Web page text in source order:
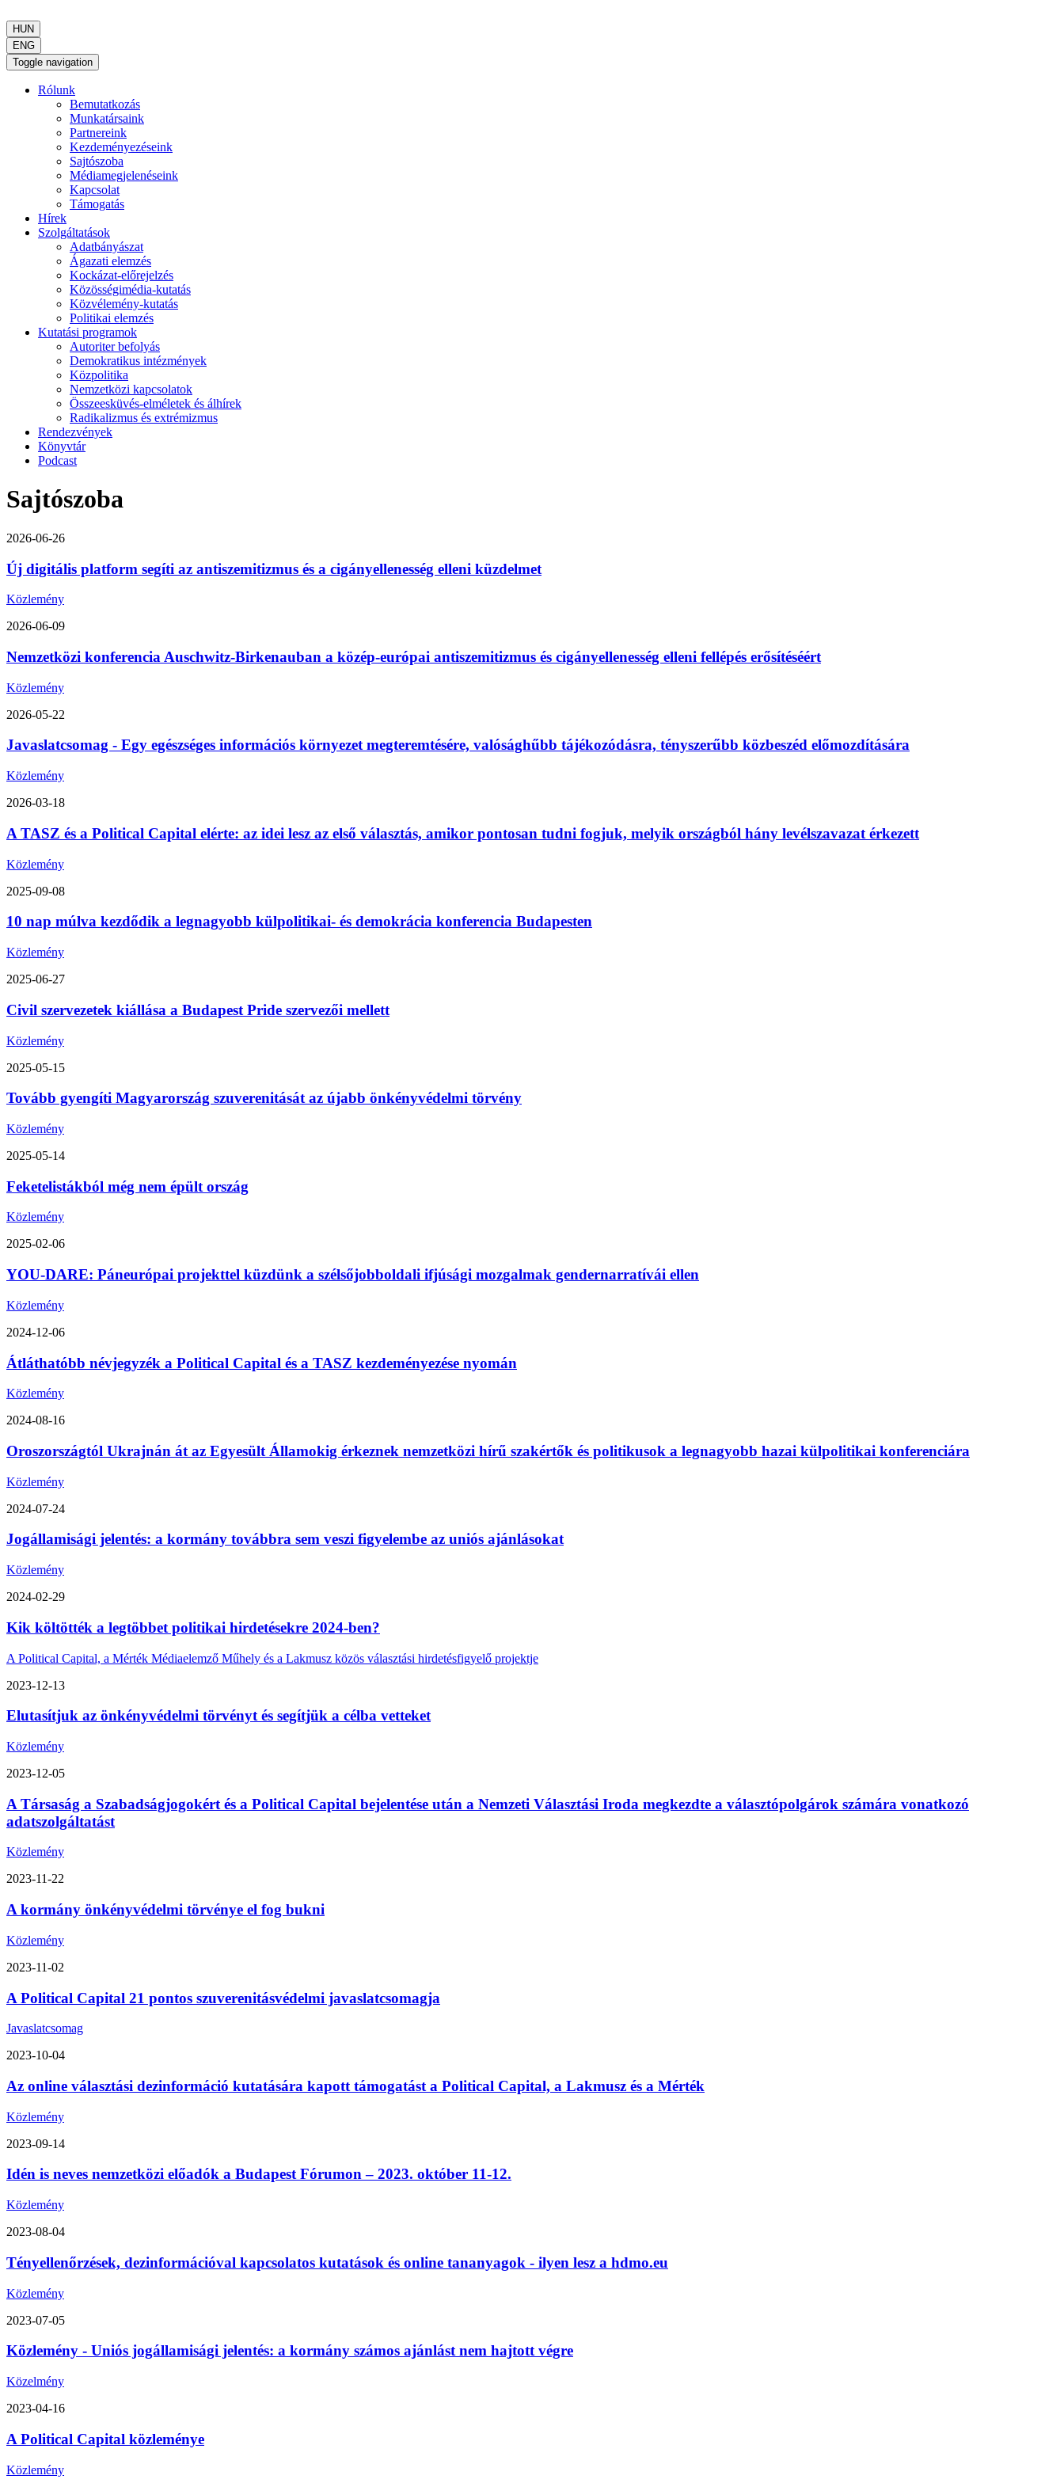
HUN
ENG
Toggle navigation
Rólunk
Bemutatkozás
Munkatársaink
Partnereink
Kezdeményezéseink
Sajtószoba
Médiamegjelenéseink
Kapcsolat
Támogatás
Hírek
Szolgáltatások
Adatbányászat
Ágazati elemzés
Kockázat-előrejelzés
Közösségimédia-kutatás
Közvélemény-kutatás
Politikai elemzés
Kutatási programok
Autoriter befolyás
Demokratikus intézmények
Közpolitika
Nemzetközi kapcsolatok
Összeesküvés-elméletek és álhírek
Radikalizmus és extrémizmus
Rendezvények
Könyvtár
Podcast
Sajtószoba
2026-06-26
Új digitális platform segíti az antiszemitizmus és a cigányellenesség elleni küzdelmet
Közlemény
2026-06-09
Nemzetközi konferencia Auschwitz-Birkenauban a közép-európai antiszemitizmus és cigányellenesség elleni fellépés erősítéséért
Közlemény
2026-05-22
Javaslatcsomag - Egy egészséges információs környezet megteremtésére, valósághűbb tájékozódásra, tényszerűbb közbeszéd előmozdítására
Közlemény
2026-03-18
A TASZ és a Political Capital elérte: az idei lesz az első választás, amikor pontosan tudni fogjuk, melyik országból hány levélszavazat érkezett
Közlemény
2025-09-08
10 nap múlva kezdődik a legnagyobb külpolitikai- és demokrácia konferencia Budapesten
Közlemény
2025-06-27
Civil szervezetek kiállása a Budapest Pride szervezői mellett
Közlemény
2025-05-15
Tovább gyengíti Magyarország szuverenitását az újabb önkényvédelmi törvény
Közlemény
2025-05-14
Feketelistákból még nem épült ország
Közlemény
2025-02-06
YOU-DARE: Páneurópai projekttel küzdünk a szélsőjobboldali ifjúsági mozgalmak gendernarratívái ellen
Közlemény
2024-12-06
Átláthatóbb névjegyzék a Political Capital és a TASZ kezdeményezése nyomán
Közlemény
2024-08-16
Oroszországtól Ukrajnán át az Egyesült Államokig érkeznek nemzetközi hírű szakértők és politikusok a legnagyobb hazai külpolitikai konferenciára
Közlemény
2024-07-24
Jogállamisági jelentés: a kormány továbbra sem veszi figyelembe az uniós ajánlásokat
Közlemény
2024-02-29
Kik költötték a legtöbbet politikai hirdetésekre 2024-ben?
A Political Capital, a Mérték Médiaelemző Műhely és a Lakmusz közös választási hirdetésfigyelő projektje
2023-12-13
Elutasítjuk az önkényvédelmi törvényt és segítjük a célba vetteket
Közlemény
2023-12-05
A Társaság a Szabadságjogokért és a Political Capital bejelentése után a Nemzeti Választási Iroda megkezdte a választópolgárok számára vonatkozó
adatszolgáltatást
Közlemény
2023-11-22
A kormány önkényvédelmi törvénye el fog bukni
Közlemény
2023-11-02
A Political Capital 21 pontos szuverenitásvédelmi javaslatcsomagja
Javaslatcsomag
2023-10-04
Az online választási dezinformáció kutatására kapott támogatást a Political Capital, a Lakmusz és a Mérték
Közlemény
2023-09-14
Idén is neves nemzetközi előadók a Budapest Fórumon – 2023. október 11-12.
Közlemény
2023-08-04
Tényellenőrzések, dezinformációval kapcsolatos kutatások és online tananyagok - ilyen lesz a hdmo.eu
Közlemény
2023-07-05
Közlemény - Uniós jogállamisági jelentés: a kormány számos ajánlást nem hajtott végre
Közelmény
2023-04-16
A Political Capital közleménye
Közlemény